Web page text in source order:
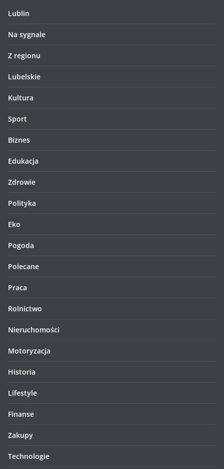
Lublin
Na sygnale
Z regionu
Lubelskie
Kultura
Sport
Biznes
Edukacja
Zdrowie
Polityka
Eko
Pogoda
Polecane
Praca
Rolnictwo
Nieruchomości
Motoryzacja
Historia
Lifestyle
Finanse
Zakupy
Technologie